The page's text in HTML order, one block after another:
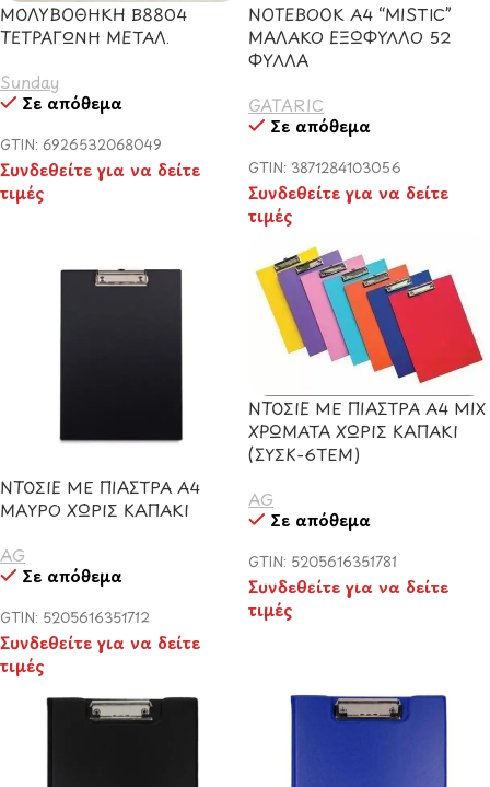
ΜΟΛΥΒΟΘΗΚΗ Β8804
ΤΕΤΡΑΓΩΝΗ ΜΕΤΑΛ.
Sunday
Σε απόθεμα
GTIN: 6926532068049
Συνδεθείτε για να δείτε
τιμές
ΝΟΤΕΒΟΟΚ Α4 “MISTIC”
ΜΑΛΑΚΟ ΕΞΩΦΥΛΛΟ 52
ΦΥΛΛΑ
GATARIC
Σε απόθεμα
GTIN: 3871284103056
Συνδεθείτε για να δείτε
τιμές
ΝΤΟΣΙΕ ΜΕ ΠΙΑΣΤΡΑ Α4
ΜΑΥΡΟ ΧΩΡΙΣ ΚΑΠΑΚΙ
AG
Σε απόθεμα
GTIN: 5205616351712
Συνδεθείτε για να δείτε
τιμές
ΝΤΟΣΙΕ ΜΕ ΠΙΑΣΤΡΑ Α4 ΜΙΧ
ΧΡΩΜΑΤΑ ΧΩΡΙΣ ΚΑΠΑΚΙ
(ΣΥΣΚ-6ΤΕΜ)
AG
Σε απόθεμα
GTIN: 5205616351781
Συνδεθείτε για να δείτε
τιμές